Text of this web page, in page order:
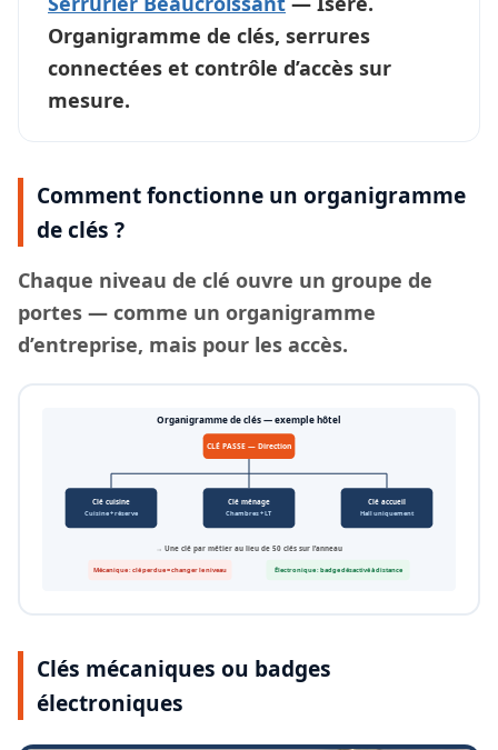
Organigramme de clés, serrures
connectées et contrôle d’accès sur
mesure.
Comment fonctionne un organigramme
de clés ?
Chaque niveau de clé ouvre un groupe de
portes — comme un organigramme
d’entreprise, mais pour les accès.
Organigramme de clés — exemple hôtel
CLÉ PASSE — Direction
Clé cuisine
Cuisine + réserve
Clé ménage
Chambres + LT
Clé accueil
Hall uniquement
→ Une clé par métier au lieu de 50 clés sur l’anneau
Mécanique : clé perdue = changer le niveau Électronique : badge désactivé à distance
Clés mécaniques ou badges
électroniques